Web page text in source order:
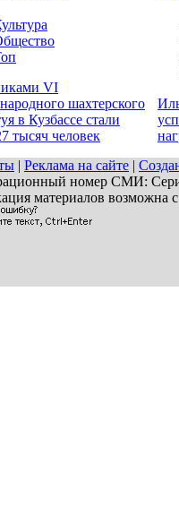
VI
шахтерского
в Кузбассе стали
тысяч человек
| Реклама на сайте |
номер СМИ:
материалов возможна